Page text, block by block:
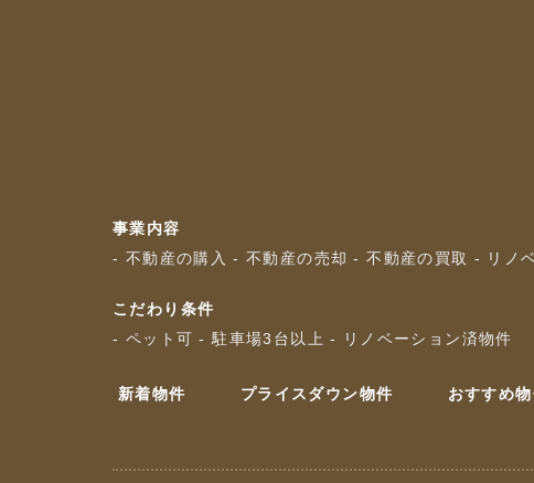
事業内容
- 不動産の購入 - 不動産の売却 - 不動産の買取 - リノ
こだわり条件
- ペット可 - 駐車場3台以上 - リノベーション済物件
新着物件 プライスダウン物件 おすすめ